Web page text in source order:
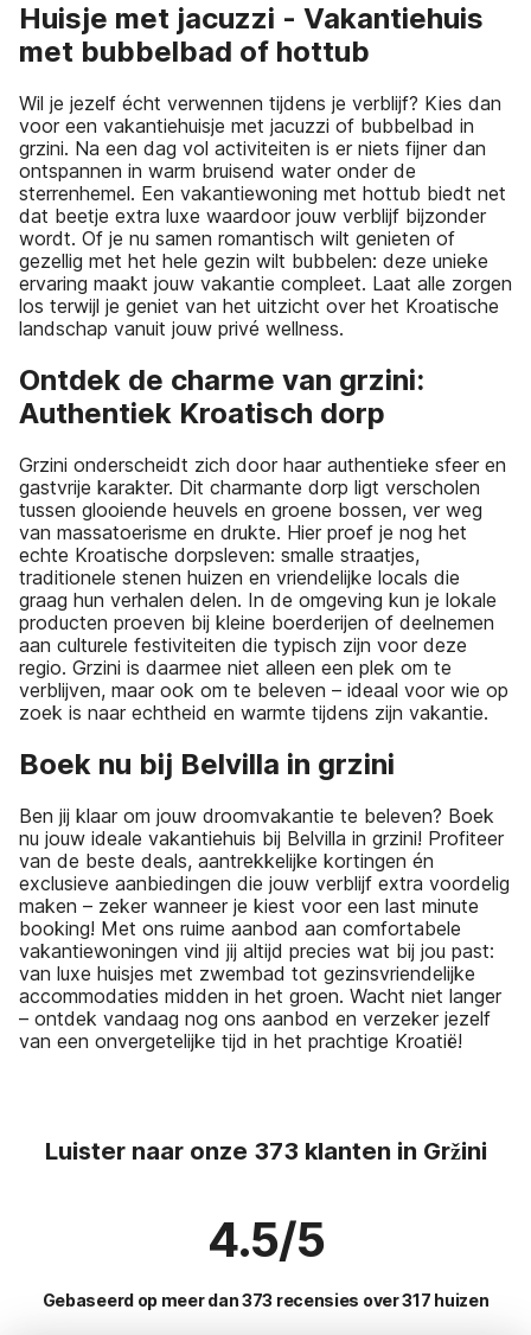
Huisje met jacuzzi - Vakantiehuis
met bubbelbad of hottub
Wil je jezelf écht verwennen tijdens je verblijf? Kies dan
voor een vakantiehuisje met jacuzzi of bubbelbad in
grzini. Na een dag vol activiteiten is er niets fijner dan
ontspannen in warm bruisend water onder de
sterrenhemel. Een vakantiewoning met hottub biedt net
dat beetje extra luxe waardoor jouw verblijf bijzonder
wordt. Of je nu samen romantisch wilt genieten of
gezellig met het hele gezin wilt bubbelen: deze unieke
ervaring maakt jouw vakantie compleet. Laat alle zorgen
los terwijl je geniet van het uitzicht over het Kroatische
landschap vanuit jouw privé wellness.
Ontdek de charme van grzini:
Authentiek Kroatisch dorp
Grzini onderscheidt zich door haar authentieke sfeer en
gastvrije karakter. Dit charmante dorp ligt verscholen
tussen glooiende heuvels en groene bossen, ver weg
van massatoerisme en drukte. Hier proef je nog het
echte Kroatische dorpsleven: smalle straatjes,
traditionele stenen huizen en vriendelijke locals die
graag hun verhalen delen. In de omgeving kun je lokale
producten proeven bij kleine boerderijen of deelnemen
aan culturele festiviteiten die typisch zijn voor deze
regio. Grzini is daarmee niet alleen een plek om te
verblijven, maar ook om te beleven – ideaal voor wie op
zoek is naar echtheid en warmte tijdens zijn vakantie.
Boek nu bij Belvilla in grzini
Ben jij klaar om jouw droomvakantie te beleven? Boek
nu jouw ideale vakantiehuis bij Belvilla in grzini! Profiteer
van de beste deals, aantrekkelijke kortingen én
exclusieve aanbiedingen die jouw verblijf extra voordelig
maken – zeker wanneer je kiest voor een last minute
booking! Met ons ruime aanbod aan comfortabele
vakantiewoningen vind jij altijd precies wat bij jou past:
van luxe huisjes met zwembad tot gezinsvriendelijke
accommodaties midden in het groen. Wacht niet langer
– ontdek vandaag nog ons aanbod en verzeker jezelf
van een onvergetelijke tijd in het prachtige Kroatië!
Luister naar onze 373 klanten in Gržini
4.5/5
Gebaseerd op meer dan 373 recensies over 317 huizen